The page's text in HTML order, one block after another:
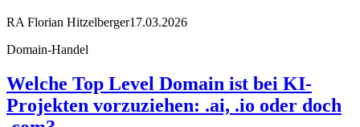
RA Florian Hitzelberger17.03.2026
Domain-Handel
Welche Top Level Domain ist bei KI-
Projekten vorzuziehen: .ai, .io oder doch